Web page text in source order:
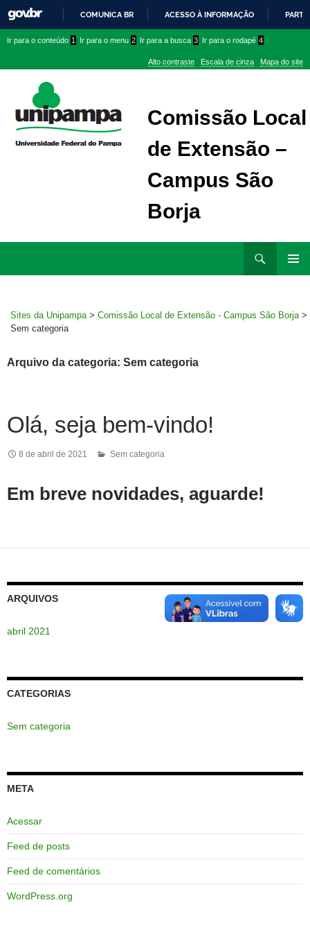
PARA
CONTEÚDO
COMUNICA BR ACESSO À INFORMAÇÃO
conteúdo
menu
superior
menu
Ir para o conteúdo 1 Ir para o menu 2 Ir para a busca 3 Ir para o rodapé 4
Alto contraste Escala de cinza Mapa do site
Comissão Local
de Extensão –
Campus São
Borja
Sites da Unipampa > Comissão Local de Extensão - Campus São Borja >
Sem categoria
Arquivo da categoria: Sem categoria
Olá, seja bem-vindo!
8 de abril de 2021 Sem categoria
Em breve novidades, aguarde!
ARQUIVOS
abril 2021
CATEGORIAS
Sem categoria
META
Acessar
Feed de posts
Feed de comentários
WordPress.org